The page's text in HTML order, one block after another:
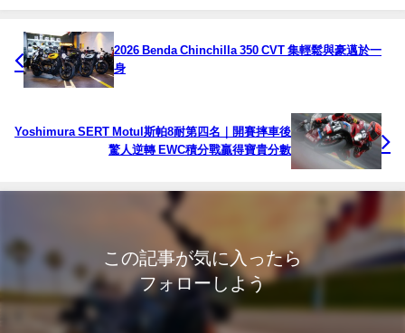
2026 Benda Chinchilla 350 CVT 集輕鬆與豪邁於一
身
Yoshimura SERT Motul斯帕8耐第四名｜開賽摔車後
驚人逆轉 EWC積分戰贏得寶貴分數
この記事が気に入ったら
フォローしよう